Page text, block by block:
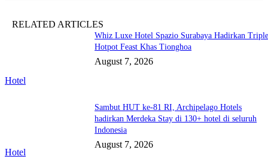
RELATED ARTICLES
Hotel
Whiz Luxe Hotel Spazio Surabaya Hadirkan
Hotpot Feast Khas Tionghoa
August 7, 2026
Hotel
Sambut HUT ke-81 RI, Archipelago Hotels
hadirkan Merdeka Stay di 130+ hotel di seluruh
Indonesia
August 7, 2026